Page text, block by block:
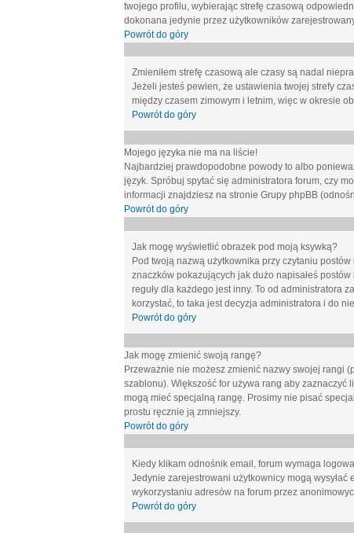
twojego profilu, wybierając strefę czasową
dokonana jedynie przez użytkowników
Powrót do góry
Zmieniłem strefę czasową ale czasy są nadal
Jeżeli jesteś pewien, że ustawienia twojej strefy
między czasem zimowym i letnim, więc w okresie
Powrót do góry
Mojego języka nie ma na liście!
Najbardziej prawdopodobne powody to albo
język. Spróbuj spytać się administratora forum, czy
informacji znajdziesz na stronie Grupy phpBB
Powrót do góry
Jak mogę wyświetlić obrazek pod moją ksywką?
Pod twoją nazwą użytkownika przy czytaniu
znaczków pokazujących jak dużo napisałeś
reguły dla każdego jest inny. To od administratora
korzystać, to taka jest decyzja administratora i do
Powrót do góry
Jak mogę zmienić swoją rangę?
Przeważnie nie możesz zmienić nazwy swojej rangi
szablonu). Większość for używa rang aby zaznaczyć
mogą mieć specjalną rangę. Prosimy nie pisać
prostu ręcznie ją zmniejszy.
Powrót do góry
Kiedy klikam odnośnik email, forum wymaga
Jedynie zarejestrowani użytkownicy mogą wysyłać
wykorzystaniu adresów na forum przez
Powrót do góry